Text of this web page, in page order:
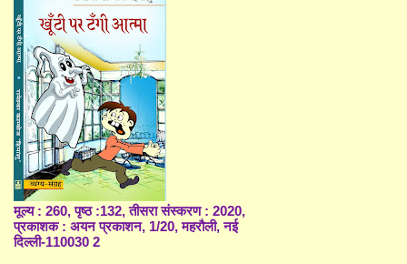
मूल्य : 260, पृष्ठ :132, तीसरा संस्करण : 2020,
प्रकाशक : अयन प्रकाशन, 1/20, महरौली, नई
दिल्ली-110030 2